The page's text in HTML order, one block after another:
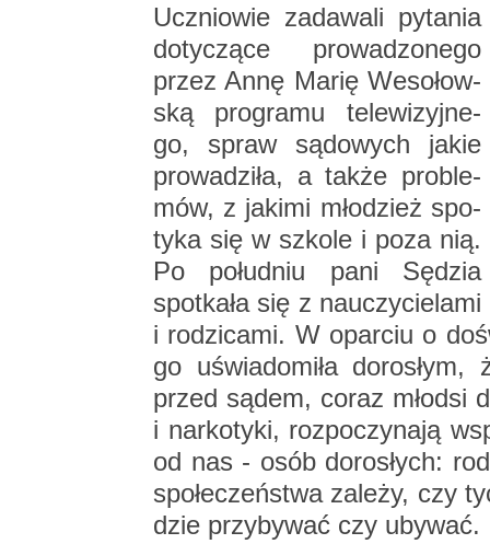
Ucznio­wie za­da­wa­li py­ta­nia
do­ty­czą­ce pro­wa­dzo­ne­go
przez Annę Marię We­so­łow­
ską pro­gra­mu te­le­wi­zyj­ne­
go, spraw są­do­wych jakie
pro­wa­dzi­ła, a także pro­ble­
mów, z ja­ki­mi mło­dzież spo­
ty­ka się w szko­le i poza nią.
Po po­łu­dniu pani Sę­dzia
spo­tka­ła się z na­uczy­cie­la­mi
i ro­dzi­ca­mi. W opar­ciu o
go uświa­do­mi­ła
przed sądem, coraz młod­si
i nar­ko­ty­ki, roz­po­czy­na­ją
od nas - osób do­ro­słych:
spo­łe­czeń­stwa za­le­ży, czy
dzie przy­by­wać czy uby­wać.